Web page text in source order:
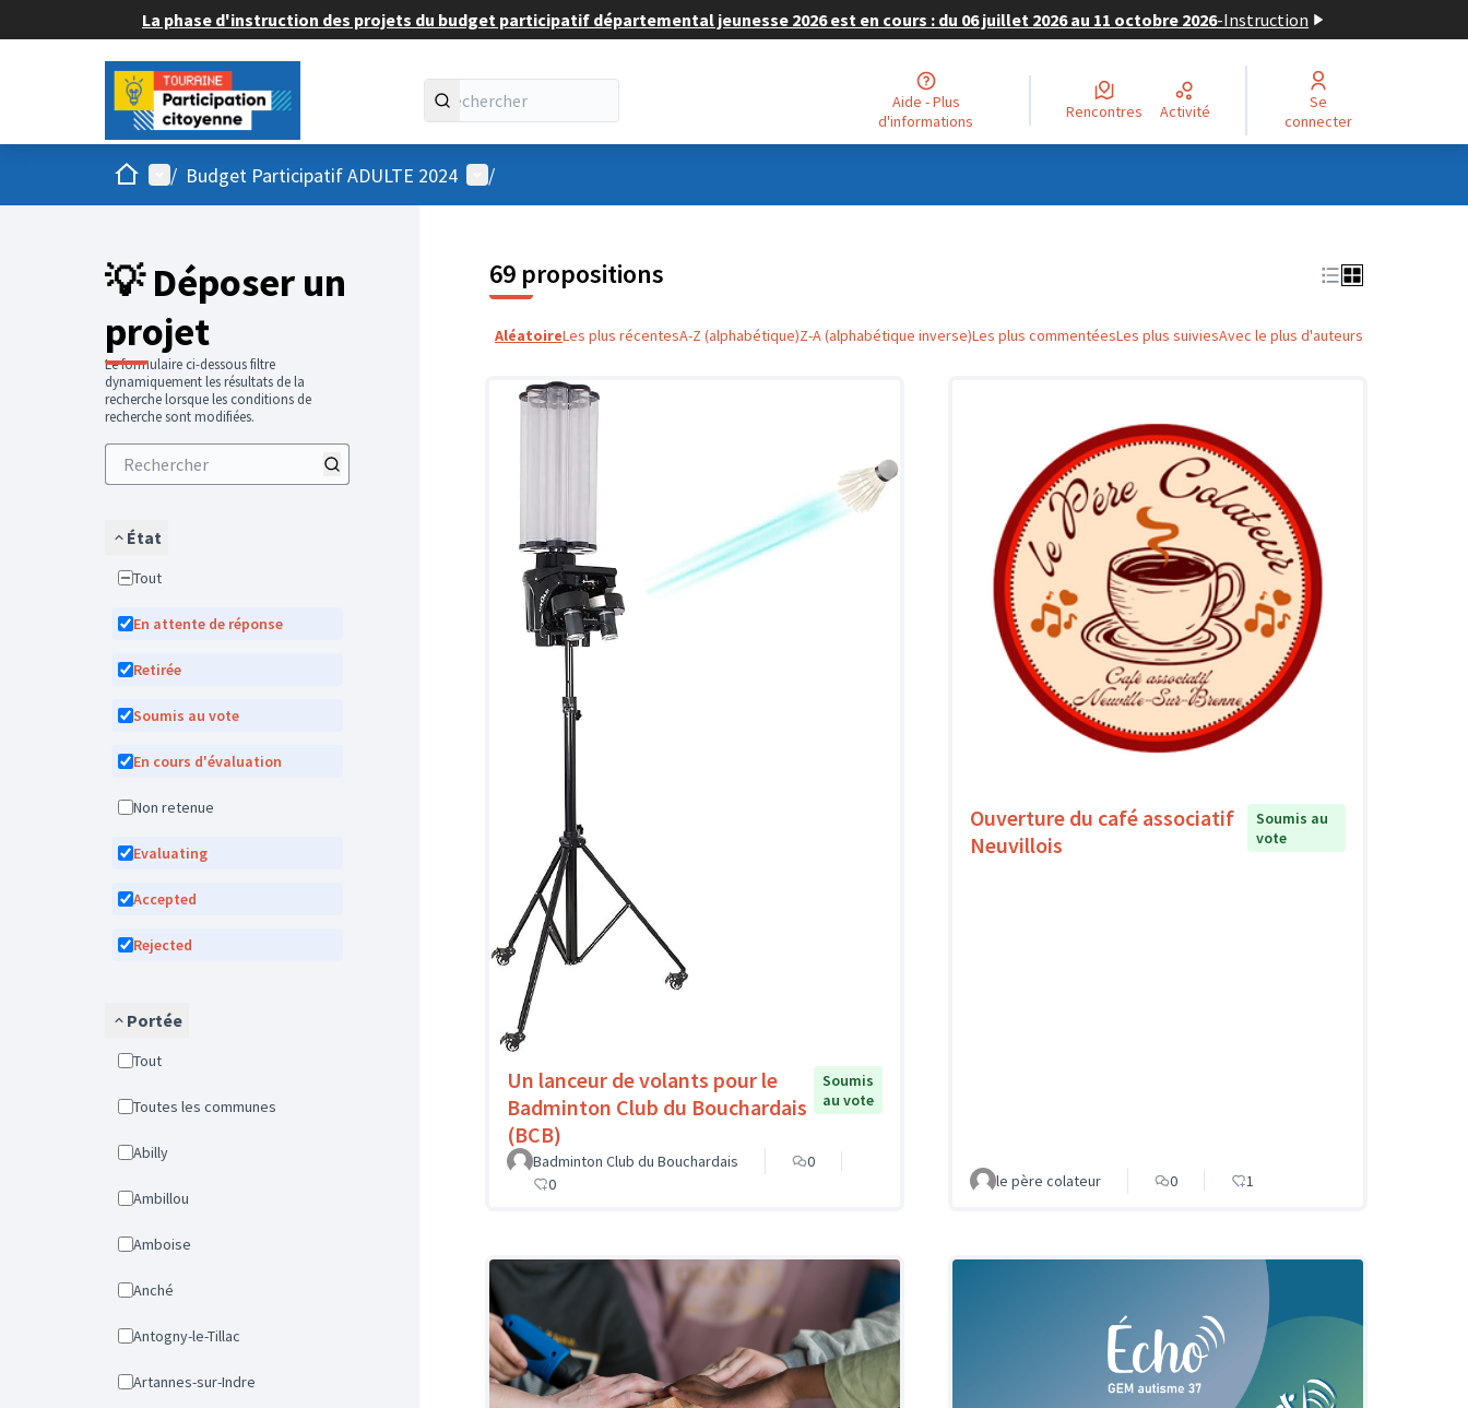
La phase d'instruction des projets du budget participatif départemental jeunesse 2026 est en cours : du 06 juillet 2026 au 11 octobre 2026-Instruction
Aide - Plus
d'informations
Rencontres Activité
Se
connecter
AccueilMenu principal
/ Budget Participatif ADULTE 2024 Menu utilisateur
/
💡 Déposer un
projet
Le formulaire ci-dessous filtre
dynamiquement les résultats de la
recherche lorsque les conditions de
recherche sont modifiées.
État
Tout
En attente de réponse
Retirée
Soumis au vote
En cours d'évaluation
Non retenue
Evaluating
Accepted
Rejected
Portée
Tout
Toutes les communes
Abilly
Ambillou
Amboise
Anché
Antogny-le-Tillac
Artannes-sur-Indre
69 propositions
AléatoireLes plus récentesA-Z (alphabétique)Z-A (alphabétique inverse)Les plus commentéesLes plus suiviesAvec le plus d'auteurs
Un lanceur de volants pour le
Badminton Club du Bouchardais
(BCB)
Soumis
au vote
Badminton Club du Bouchardais
0
0
Ouverture du café associatif
Neuvillois
Soumis au
vote
le père colateur 0 1